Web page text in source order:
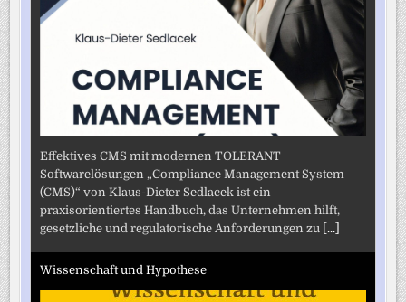
Effektives CMS mit modernen TOLERANT
Softwarelösungen „Compliance Management System
(CMS)“ von Klaus-Dieter Sedlacek ist ein
praxisorientiertes Handbuch, das Unternehmen hilft,
gesetzliche und regulatorische Anforderungen zu [...]
Wissenschaft und Hypothese